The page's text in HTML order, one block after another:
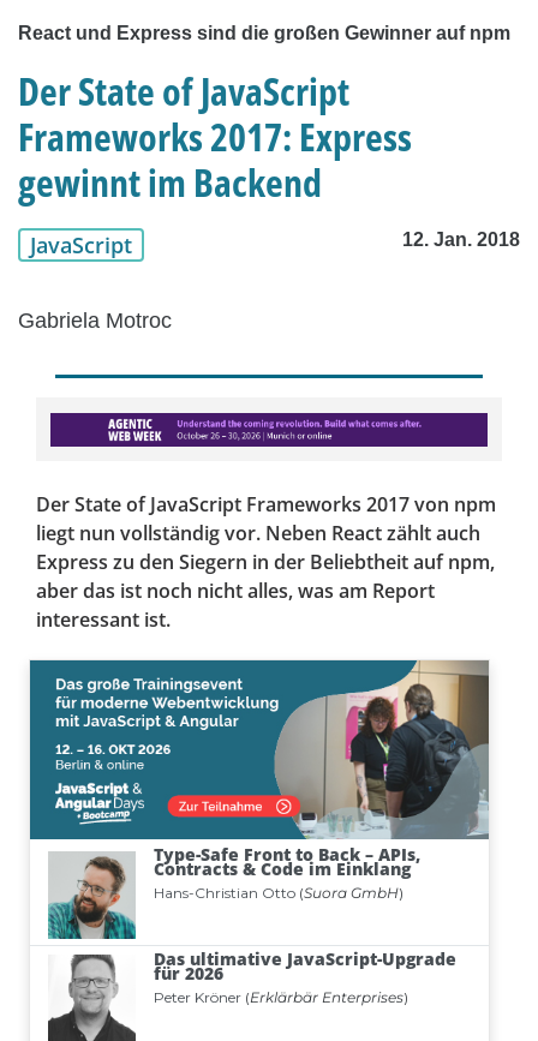
React und Express sind die großen Gewinner auf npm
Der State of JavaScript
Frameworks 2017: Express
gewinnt im Backend
JavaScript 12. Jan. 2018
Gabriela Motroc
Der State of JavaScript Frameworks 2017 von npm
liegt nun vollständig vor. Neben React zählt auch
Express zu den Siegern in der Beliebtheit auf npm,
aber das ist noch nicht alles, was am Report
interessant ist.